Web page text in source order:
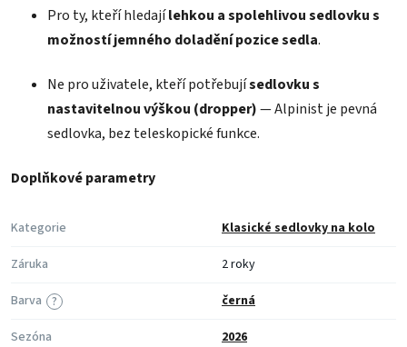
Pro ty, kteří hledajílehkou a spolehlivou sedlovku s
možností jemného doladění pozice sedla.
Ne pro uživatele, kteří potřebujísedlovku s
nastavitelnou výškou (dropper)— Alpinist je pevná
sedlovka, bez teleskopické funkce.
Doplňkové parametry
Kategorie
Klasické sedlovky na kolo
Záruka
2 roky
?
Barva
černá
Sezóna
2026